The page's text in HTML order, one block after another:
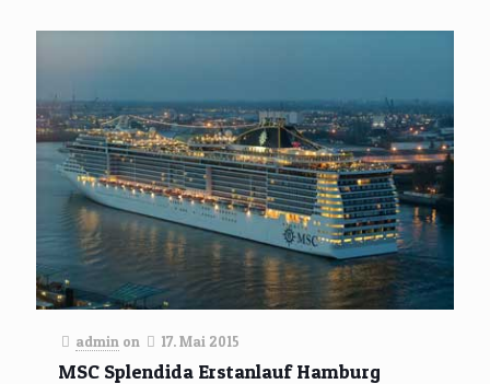
admin on 17. Mai 2015
MSC Splendida Erstanlauf Hamburg